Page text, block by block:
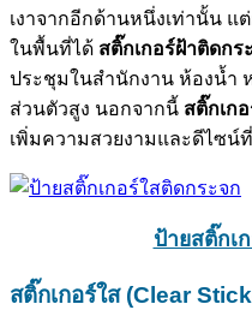
เงาจากอีกด้านหนึ่งเท่านั้น แ
ในพื้นที่ได้ สติ๊กเกอร์ฝ้าติดกร
ประชุมในสำนักงาน ห้องน้ำ
ส่วนตัวสูง นอกจากนี้ สติ๊กเก
เพิ่มความสวยงามและดีไซ
ป้ายสติ๊กเ
สติ๊กเกอร์ใส (Clear